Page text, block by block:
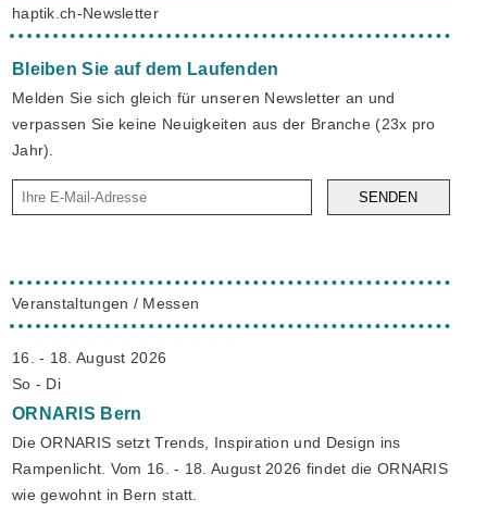
haptik.ch-Newsletter
Bleiben Sie auf dem Laufenden
Melden Sie sich gleich für unseren Newsletter an und
verpassen Sie keine Neuigkeiten aus der Branche (23x pro
Jahr).
SENDEN
Veranstaltungen / Messen
16. - 18. August 2026
So - Di
ORNARIS Bern
Die ORNARIS setzt Trends, Inspiration und Design ins
Rampenlicht. Vom 16. - 18. August 2026 findet die ORNARIS
wie gewohnt in Bern statt.